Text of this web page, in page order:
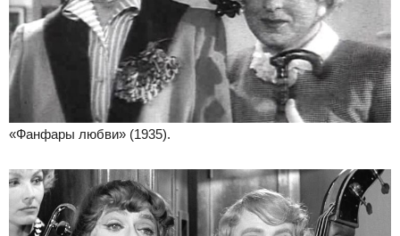
«Фанфары любви» (1935).